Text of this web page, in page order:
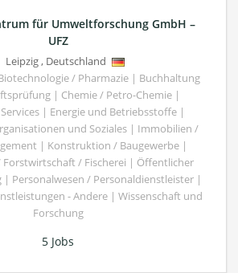
für Umweltforschung GmbH –
UFZ
Leipzig, Deutschland
/ Pharmazie | Buchhaltung
| Chemie / Petro-Chemie |
| Energie und Betriebsstoffe |
und Soziales | Immobilien /
| Konstruktion / Baugewerbe |
/ Fischerei | Öffentlicher
| Personalwesen / Personaldienstleister |
- Andere | Wissenschaft und
Forschung
5 Jobs